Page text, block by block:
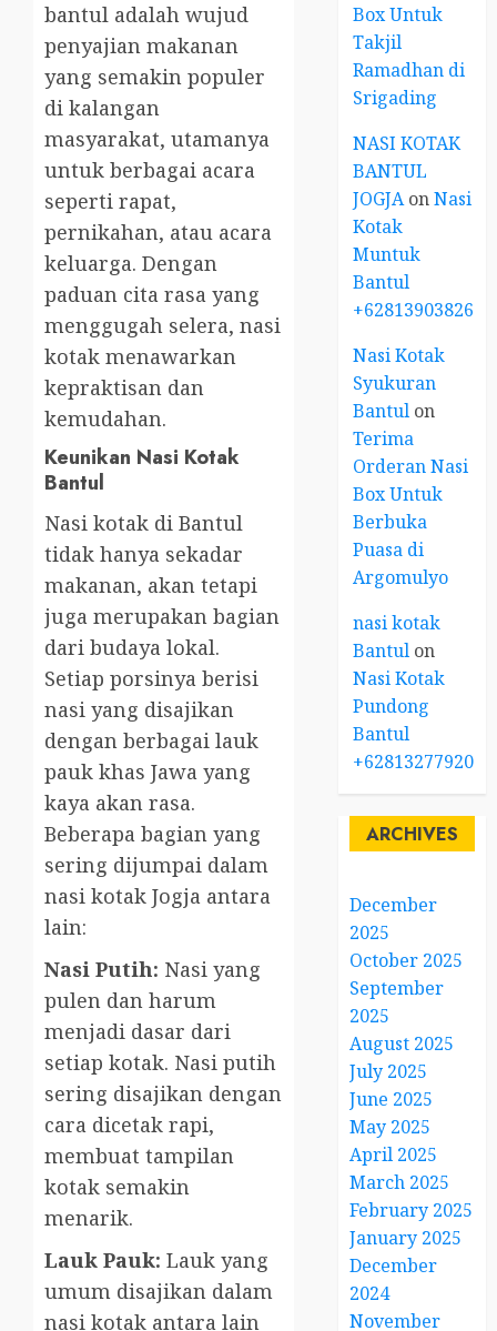
bantul adalah wujud
penyajian makanan
yang semakin populer
di kalangan
masyarakat, utamanya
untuk berbagai acara
seperti rapat,
pernikahan, atau acara
keluarga. Dengan
paduan cita rasa yang
menggugah selera, nasi
kotak menawarkan
kepraktisan dan
kemudahan.
Keunikan Nasi Kotak
Bantul
Nasi kotak di Bantul
tidak hanya sekadar
makanan, akan tetapi
juga merupakan bagian
dari budaya lokal.
Setiap porsinya berisi
nasi yang disajikan
dengan berbagai lauk
pauk khas Jawa yang
kaya akan rasa.
Beberapa bagian yang
sering dijumpai dalam
nasi kotak Jogja antara
lain:
Nasi Putih: Nasi yang
pulen dan harum
menjadi dasar dari
setiap kotak. Nasi putih
sering disajikan dengan
cara dicetak rapi,
membuat tampilan
kotak semakin
menarik.
Lauk Pauk: Lauk yang
umum disajikan dalam
nasi kotak antara lain
Box Untuk
Takjil
Ramadhan di
Srigading
NASI KOTAK
BANTUL
JOGJAonNasi
Kotak
Muntuk
Bantul
+6281390382667
Nasi Kotak
Syukuran
Bantul on
Terima
Orderan Nasi
Box Untuk
Berbuka
Puasa di
Argomulyo
nasi kotak
Bantul on
Nasi Kotak
Pundong
Bantul
+6281327792084
ARCHIVES
December
2025
October 2025
September
2025
August 2025
July 2025
June 2025
May 2025
April 2025
March 2025
February 2025
January 2025
December
2024
November